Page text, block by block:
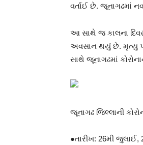
વર્તાઈ છે. જૂનાગઢમાં
આ સાથે જ કાલના
અવસાન થયું છે. મૃત્યુ
સાથે જૂનાગઢમાં
જૂનાગઢ જિલ્લાની
●તારીખ: 26મી જુલાઈ,